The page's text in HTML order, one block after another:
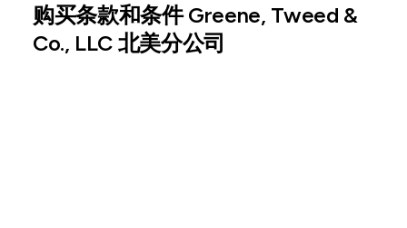
购买条款和条件 Greene, Tweed &
Co., LLC 北美分公司